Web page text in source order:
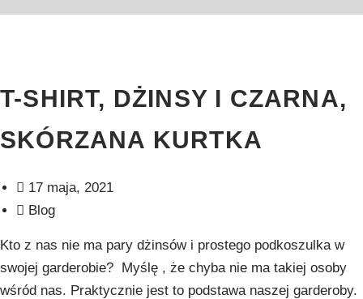
T-SHIRT, DŻINSY I CZARNA,
SKÓRZANA KURTKA
17 maja, 2021
Blog
Kto z nas nie ma pary dżinsów i prostego podkoszulka w
swojej garderobie? Myślę , że chyba nie ma takiej osoby
wśród nas. Praktycznie jest to podstawa naszej garderoby.